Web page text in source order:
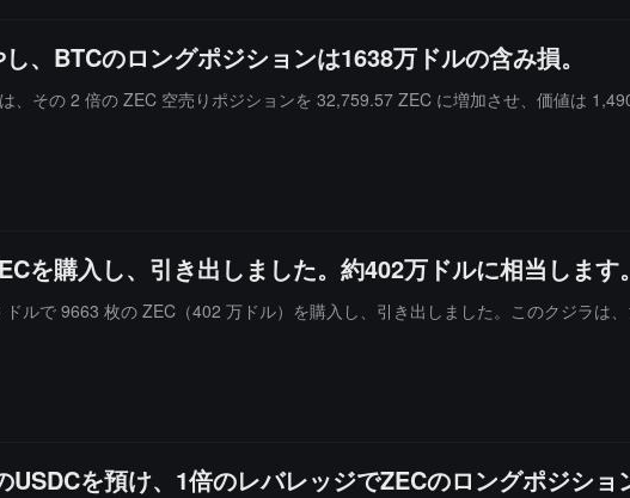
BTCのロングポジションは1638万ドルの含み損。
その 2 倍の ZEC 空売りポジションを 32,759.57 ZEC に増加させ、価値は
購入し、引き出しました。約402万ドルに相当します。
ルで 9663 枚の ZEC（402 万ドル）を購入し、引き出しました。このクジラは
を預け、1倍のレバレッジでZECのロングポジショ